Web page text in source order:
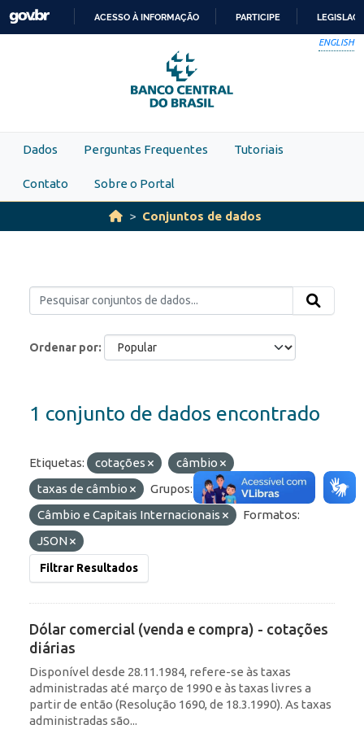
Skip to main content
PARA
O
CONTEÚDO
ACESSO À INFORMAÇÃO PARTICIPE
ENGLISH
Dados Perguntas Frequentes Tutoriais
Contato Sobre o Portal
Conjuntos de dados
Ordenar por
1 conjunto de dados encontrado
Etiquetas: cotações
câmbio
taxas de câmbio
Grupos:
Câmbio e Capitais Internacionais
Formatos:
JSON
Filtrar Resultados
Dólar comercial (venda e compra) - cotações
diárias
Disponível desde 28.11.1984, refere-se às taxas
administradas até março de 1990 e às taxas livres a
partir de então (Resolução 1690, de 18.3.1990). As taxas
administradas são...